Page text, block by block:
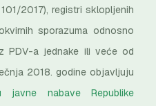
2017), registri sklopljenih
sporazuma odnosno
PDV-a jednake ili veće od
2018. godine objavljuju
javne nabave Republike